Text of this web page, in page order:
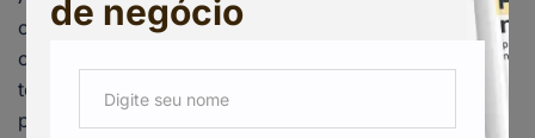
crucial. Organize todas as contas a pagar e a receber,
criando um calendário financeiro para garantir que
todas as obrigações sejam cumpridas dentro do
prazo, evitando multas e juros.
de negócio